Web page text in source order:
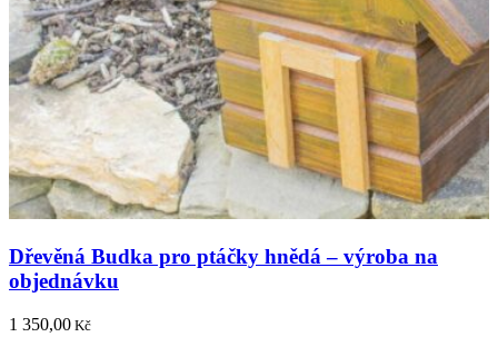
Dřevěná Budka pro ptáčky hnědá – výroba na
objednávku
1 350,00 Kč